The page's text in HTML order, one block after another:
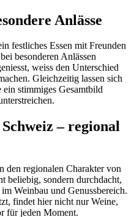
Anlässe
festliches Essen mit Freunden
besonderen Anlässen
weiss den Unterschied
Gleichzeitig lassen sich
stimmiges Gesamtbild
– regional
den regionalen Charakter von
beliebig, sondern durchdacht,
Weinbau und Genussbereich.
findet hier nicht nur Weine,
für jeden Moment.